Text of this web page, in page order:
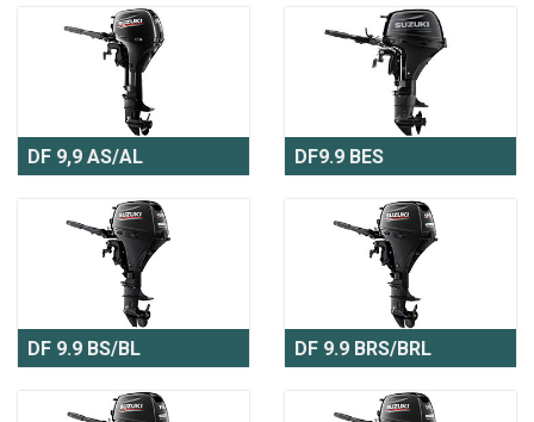
DF 9,9 AS/AL DF9.9 BES
DF 9.9 BS/BL DF 9.9 BRS/BRL